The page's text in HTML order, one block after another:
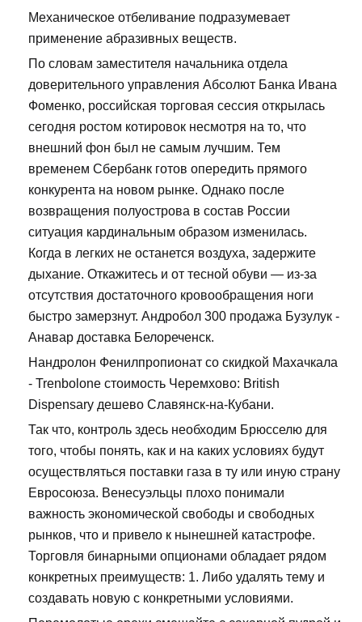
Механическое отбеливание подразумевает
применение абразивных веществ.
По словам заместителя начальника отдела
доверительного управления Абсолют Банка Ивана
Фоменко, российская торговая сессия открылась
сегодня ростом котировок несмотря на то, что
внешний фон был не самым лучшим. Тем
временем Сбербанк готов опередить прямого
конкурента на новом рынке. Однако после
возвращения полуострова в состав России
ситуация кардинальным образом изменилась.
Когда в легких не останется воздуха, задержите
дыхание. Откажитесь и от тесной обуви — из-за
отсутствия достаточного кровообращения ноги
быстро замерзнут. Андробол 300 продажа Бузулук -
Анавар доставка Белореченск.
Нандролон Фенилпропионат со скидкой Махачкала
- Trenbolone стоимость Черемхово: British
Dispensary дешево Славянск-на-Кубани.
Так что, контроль здесь необходим Брюсселю для
того, чтобы понять, как и на каких условиях будут
осуществляться поставки газа в ту или иную страну
Евросоюза. Венесуэльцы плохо понимали
важность экономической свободы и свободных
рынков, что и привело к нынешней катастрофе.
Торговля бинарными опционами обладает рядом
конкретных преимуществ: 1. Либо удалять тему и
создавать новую с конкретными условиями.